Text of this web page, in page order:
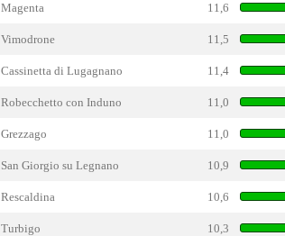
Magenta 11,6
Vimodrone 11,5
Cassinetta di Lugagnano 11,4
Robecchetto con Induno 11,0
Grezzago 11,0
San Giorgio su Legnano 10,9
Rescaldina 10,6
Turbigo 10,3